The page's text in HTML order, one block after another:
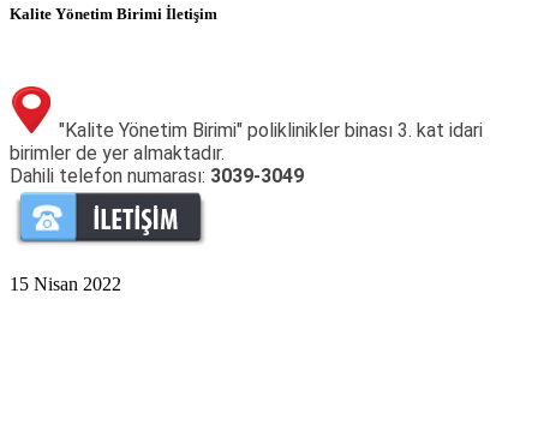
Kalite Yönetim Birimi İletişim
"Kalite Yönetim Birimi" poliklinikler binası 3. kat idari
birimler de yer almaktadır.
Dahili telefon numarası: 3039-3049
15 Nisan 2022